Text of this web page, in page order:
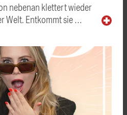
nebenan klettert wieder
Welt. Entkommt sie …